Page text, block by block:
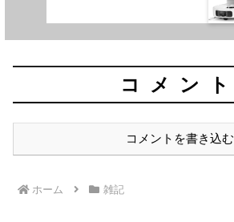
コメント
コメントを書き込む
ホーム 雑記